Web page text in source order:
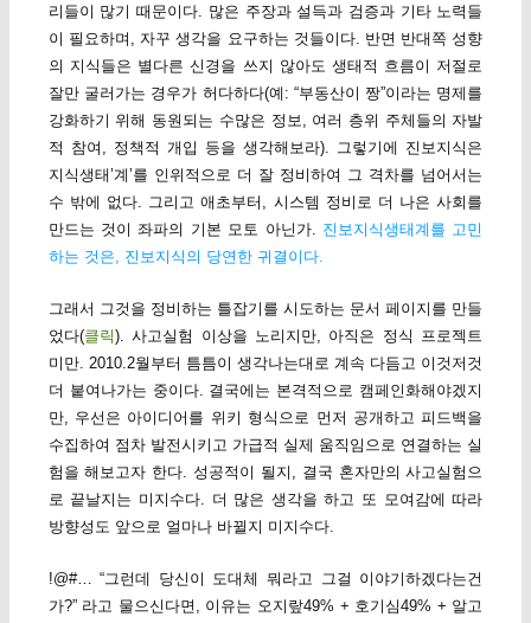
리들이 많기 때문이다. 많은 주장과 설득과 검증과 기타 노력들
이 필요하며, 자꾸 생각을 요구하는 것들이다. 반면 반대쪽 성향
의 지식들은 별다른 신경을 쓰지 않아도 생태적 흐름이 저절로
잘만 굴러가는 경우가 허다하다(예: “부동산이 짱”이라는 명제를
강화하기 위해 동원되는 수많은 정보, 여러 층위 주체들의 자발
적 참여, 정책적 개입 등을 생각해보라). 그렇기에 진보지식은
지식생태’계’를 인위적으로 더 잘 정비하여 그 격차를 넘어서는
수 밖에 없다. 그리고 애초부터, 시스템 정비로 더 나은 사회를
만드는 것이 좌파의 기본 모토 아닌가. 진보지식생태계를 고민
하는 것은, 진보지식의 당연한 귀결이다.
그래서 그것을 정비하는 틀잡기를 시도하는 문서 페이지를 만들
었다(클릭). 사고실험 이상을 노리지만, 아직은 정식 프로젝트
미만. 2010.2월부터 틈틈이 생각나는대로 계속 다듬고 이것저것
더 붙여나가는 중이다. 결국에는 본격적으로 캠페인화해야겠지
만, 우선은 아이디어를 위키 형식으로 먼저 공개하고 피드백을
수집하여 점차 발전시키고 가급적 실제 움직임으로 연결하는 실
험을 해보고자 한다. 성공적이 될지, 결국 혼자만의 사고실험으
로 끝날지는 미지수다. 더 많은 생각을 하고 또 모여감에 따라
방향성도 앞으로 얼마나 바뀔지 미지수다.
!@#… “그런데 당신이 도대체 뭐라고 그걸 이야기하겠다는건
가?” 라고 물으신다면, 이유는 오지랖49% + 호기심49% + 알고